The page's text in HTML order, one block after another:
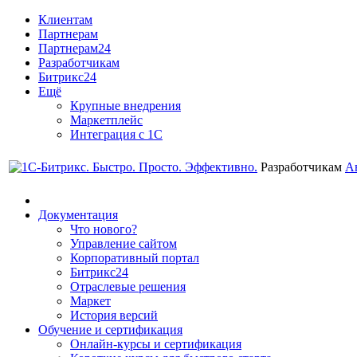
Клиентам
Партнерам
Партнерам24
Разработчикам
Битрикс24
Ещё
Крупные внедрения
Маркетплейс
Интеграция с 1С
Разработчикам
Документация
Что нового?
Управление сайтом
Корпоративный портал
Битрикс24
Отраслевые решения
Маркет
История версий
Обучение и сертификация
Онлайн-курсы и сертификация